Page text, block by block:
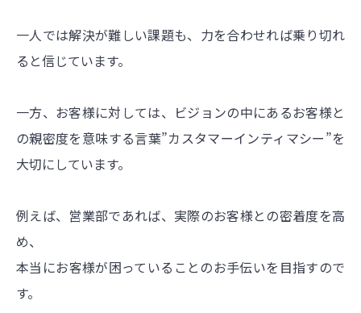
一人では解決が難しい課題も、力を合わせれば乗り切れ
ると信じています。
一方、お客様に対しては、ビジョンの中にあるお客様と
の親密度を意味する言葉”カスタマーインティマシー”を
大切にしています。
例えば、営業部であれば、実際のお客様との密着度を高
め、
本当にお客様が困っていることのお手伝いを目指すので
す。